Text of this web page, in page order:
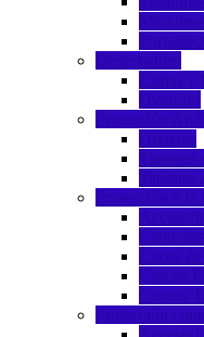
Desechables
Cofias y
Overoles
Protección
Orejeras
Protección a la
Cacos
Cascos
Cascos
Protección